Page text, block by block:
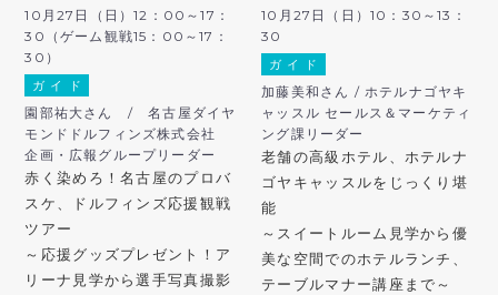
10月27日（日）12：00～17：
30（ゲーム観戦15：00～17：
30）
ガ イ ド
園部祐大さん / 名古屋ダイヤ
モンドドルフィンズ株式会社
企画・広報グループリーダー
赤く染めろ！名古屋のプロバ
スケ、ドルフィンズ応援観戦
ツアー
～応援グッズプレゼント！ア
リーナ見学から選手写真撮影
10月27日（日）10：30～13：
30
ガ イ ド
加藤美和さん / ホテルナゴヤキ
ャッスル セールス＆マーケティ
ング課リーダー
老舗の高級ホテル、ホテルナ
ゴヤキャッスルをじっくり堪
能
～スイートルーム見学から優
美な空間でのホテルランチ、
テーブルマナー講座まで～